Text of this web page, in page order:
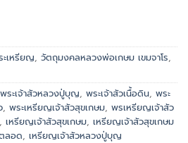
เหรียญ, วัตถุมงคลหลวงพ่อเกษม เขมจาโร,
พระเจ้าสัวหลวงปู่บุญ, พระเจ้าสัวเนื้อดิน, พระ
, พระเหรียญเจ้าสัวสุขเกษม, พรเหรียญเจ้าสัว
, เหรียญเจ้าสัวสุขเกษม, เหรียญเจ้าสัวสุขเกษม
ลอด, เหรียญเจ้าสัวหลวงปู่บุญ